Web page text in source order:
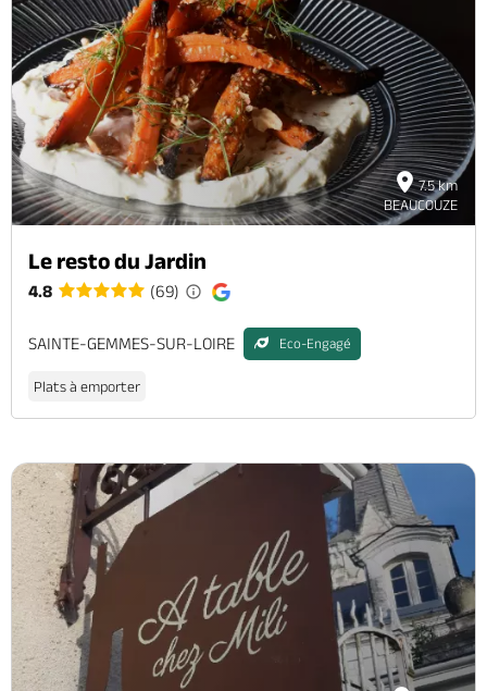
7.5 km
BEAUCOUZE
Le resto du Jardin
4.8 (69)
SAINTE-GEMMES-SUR-LOIRE Eco-Engagé
Plats à emporter